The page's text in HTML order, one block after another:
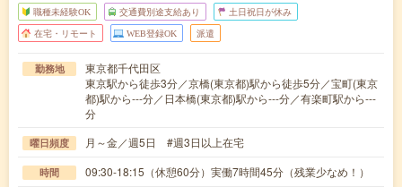
職種未経験OK 交通費別途支給あり 土日祝日が休み
在宅・リモート WEB登録OK 派遣
勤務地
東京都千代田区
東京駅から徒歩3分／京橋(東京都)駅から徒歩5分／宝町(東京
都)駅から---分／日本橋(東京都)駅から---分／有楽町駅から---
分
曜日頻度 月～金／週5日 #週3日以上在宅
時間 09:30-18:15（休憩60分）実働7時間45分（残業少なめ！）